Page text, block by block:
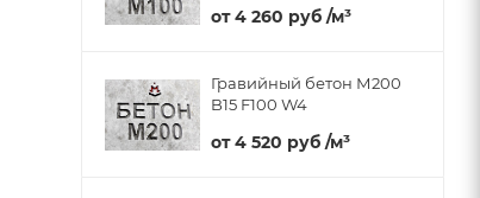
от4 260 руб /м³
Гравийный бетон М200
B15 F100 W4
от4 520 руб /м³